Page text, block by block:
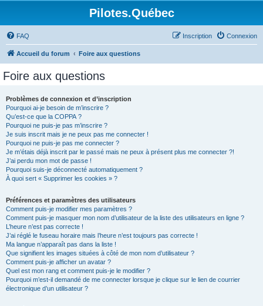
Pilotes.Québec
FAQ Connexion
Inscription
Accueil du forum Foire aux questions
Foire aux questions
Problèmes de connexion et d’inscription
Pourquoi ai-je besoin de m’inscrire ?
Qu’est-ce que la COPPA ?
Pourquoi ne puis-je pas m’inscrire ?
Je suis inscrit mais je ne peux pas me connecter !
Pourquoi ne puis-je pas me connecter ?
Je m’étais déjà inscrit par le passé mais ne peux à présent plus me connecter ?!
J’ai perdu mon mot de passe !
Pourquoi suis-je déconnecté automatiquement ?
À quoi sert « Supprimer les cookies » ?
Préférences et paramètres des utilisateurs
Comment puis-je modifier mes paramètres ?
Comment puis-je masquer mon nom d’utilisateur de la liste des utilisateurs en ligne ?
L’heure n’est pas correcte !
J’ai réglé le fuseau horaire mais l’heure n’est toujours pas correcte !
Ma langue n’apparaît pas dans la liste !
Que signifient les images situées à côté de mon nom d’utilisateur ?
Comment puis-je afficher un avatar ?
Quel est mon rang et comment puis-je le modifier ?
Pourquoi m’est-il demandé de me connecter lorsque je clique sur le lien de courrier
électronique d’un utilisateur ?